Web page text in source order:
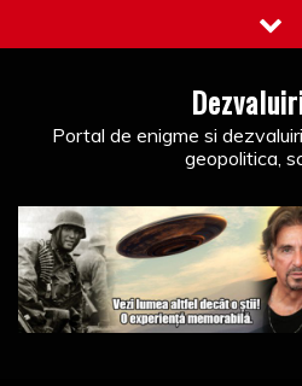
to
Portal de enigme si
geopolitica,